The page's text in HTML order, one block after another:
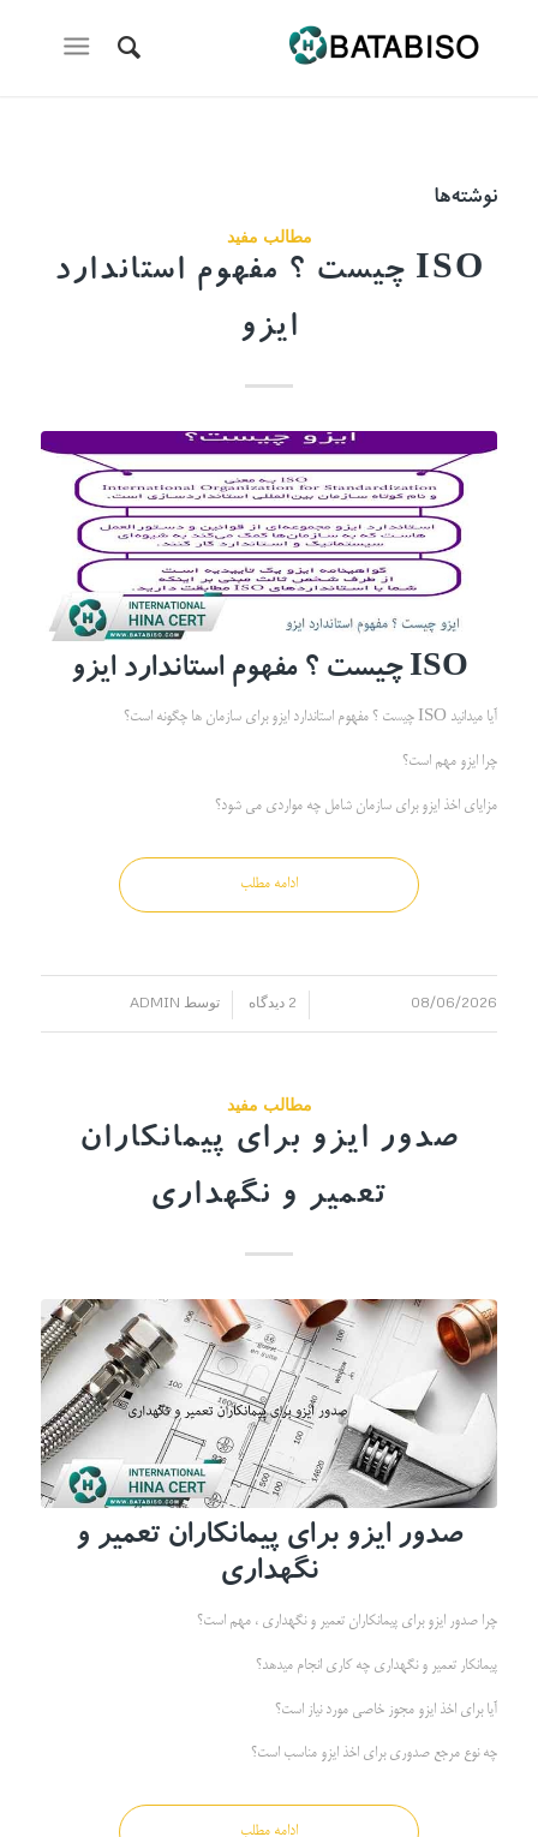
نوشته‌ها
مطالب مفید
ISO چیست ؟ مفهوم استاندارد
ایزو
ISO چیست ؟ مفهوم استاندارد ایزو
آیا میدانید ISO چیست ؟ مفهوم استاندارد ایزو برای سازمان ها چگونه است؟
چرا ایزو مهم است؟
مزایای اخذ ایزو برای سازمان شامل چه مواردی می شود؟
ادامه مطلب
08/06/2026 2 دیدگاه توسط ADMIN
مطالب مفید
صدور ایزو برای پیمانکاران
تعمیر و نگهداری
صدور ایزو برای پیمانکاران تعمیر و
نگهداری
چرا صدور ایزو برای پیمانکاران تعمیر و نگهداری ، مهم است؟
پیمانکار تعمیر و نگهداری چه کاری انجام میدهد؟
آیا برای اخذ ایزو مجوز خاصی مورد نیاز است؟
چه نوع مرجع صدوری برای اخذ ایزو مناسب است؟
ادامه مطلب